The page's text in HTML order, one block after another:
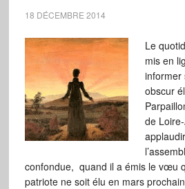
18 DÉCEMBRE 2014
Le
mis en
informer
obscur
de
confondue, quand il a émis le vœu
patriote ne soit élu en mars